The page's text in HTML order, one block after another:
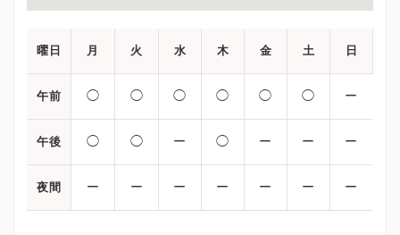
曜日 月 火 水 木 金 土 日
午前 ◯ ◯ ◯ ◯ ◯ ◯ ー
午後 ◯ ◯ ー ◯ ー ー ー
夜間 ー ー ー ー ー ー ー